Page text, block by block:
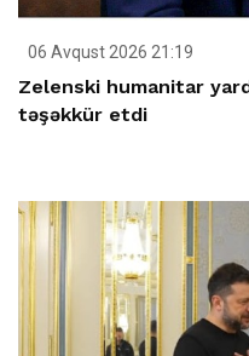
06 Avqust 2026 21:19
Zelenski humanitar
təşəkkür etdi